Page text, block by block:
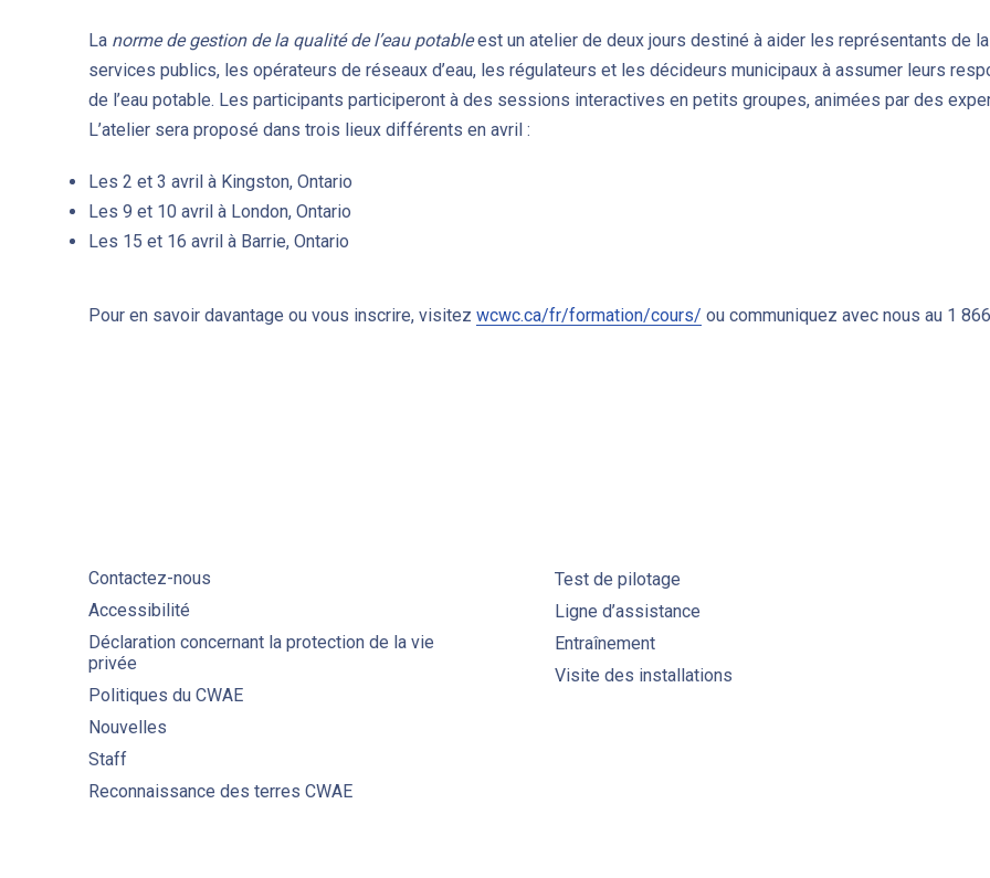
La norme de gestion de la qualité de l’eau potableest un atelier de deux jours destiné à aider les représentants de
services publics, les opérateurs de réseaux d’eau, les régulateurs et les décideurs municipaux à assumer leurs
de l’eau potable. Les participants participeront à des sessions interactives en petits groupes, animées par des
L’atelier sera proposé dans trois lieux différents en avril :
Les 2 et 3 avril à Kingston, Ontario
Les 9 et 10 avril à London, Ontario
Les 15 et 16 avril à Barrie, Ontario
Pour en savoir davantage ou vous inscrire, visitez wcwc.ca/fr/formation/cours/ ou communiquez avec nous au 1
Contactez-nous
Accessibilité
Déclaration concernant la protection de la vie
privée
Politiques du CWAE
Nouvelles
Staff
Reconnaissance des terres CWAE
Test de pilotage
Ligne d’assistance
Entraînement
Visite des installations